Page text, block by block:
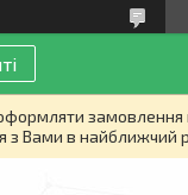
замовлення
з Вами в найближчий